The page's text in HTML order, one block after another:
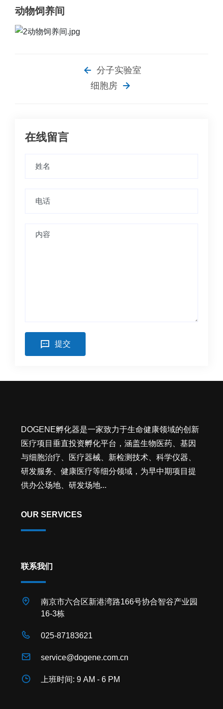
动物饲养间
分子实验室
细胞房
在线留言
提交
DOGENE孵化器是一家致力于生命健康领域的创新
医疗项目垂直投资孵化平台，涵盖生物医药、基因
与细胞治疗、医疗器械、新检测技术、科学仪器、
研发服务、健康医疗等细分领域，为早中期项目提
供办公场地、研发场地...
OUR SERVICES
联系我们
南京市六合区新港湾路166号协合智谷产业园
16-3栋
025-87183621
service@dogene.com.cn
上班时间: 9 AM - 6 PM